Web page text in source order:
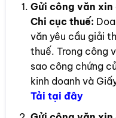
Gửi công văn
Chi cục thuế:
văn yêu cầu giải
thuế. Trong công
sao công chứng
kinh doanh và
Tải tại đây